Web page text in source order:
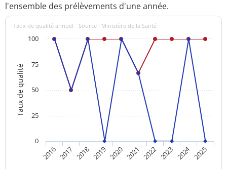
l'ensemble des prélèvements d'une année.
Taux de qualité
Taux de qualité annuel - Source : Ministère de la Santé
2016 2017 2018 2019 2020 2021 2022 2023 2024 2025
0
25
50
75
100